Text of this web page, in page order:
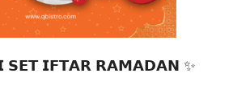
𝗦𝗘𝗧 𝗜𝗙𝗧𝗔𝗥 𝗥𝗔𝗠𝗔𝗗𝗔𝗡 ✨